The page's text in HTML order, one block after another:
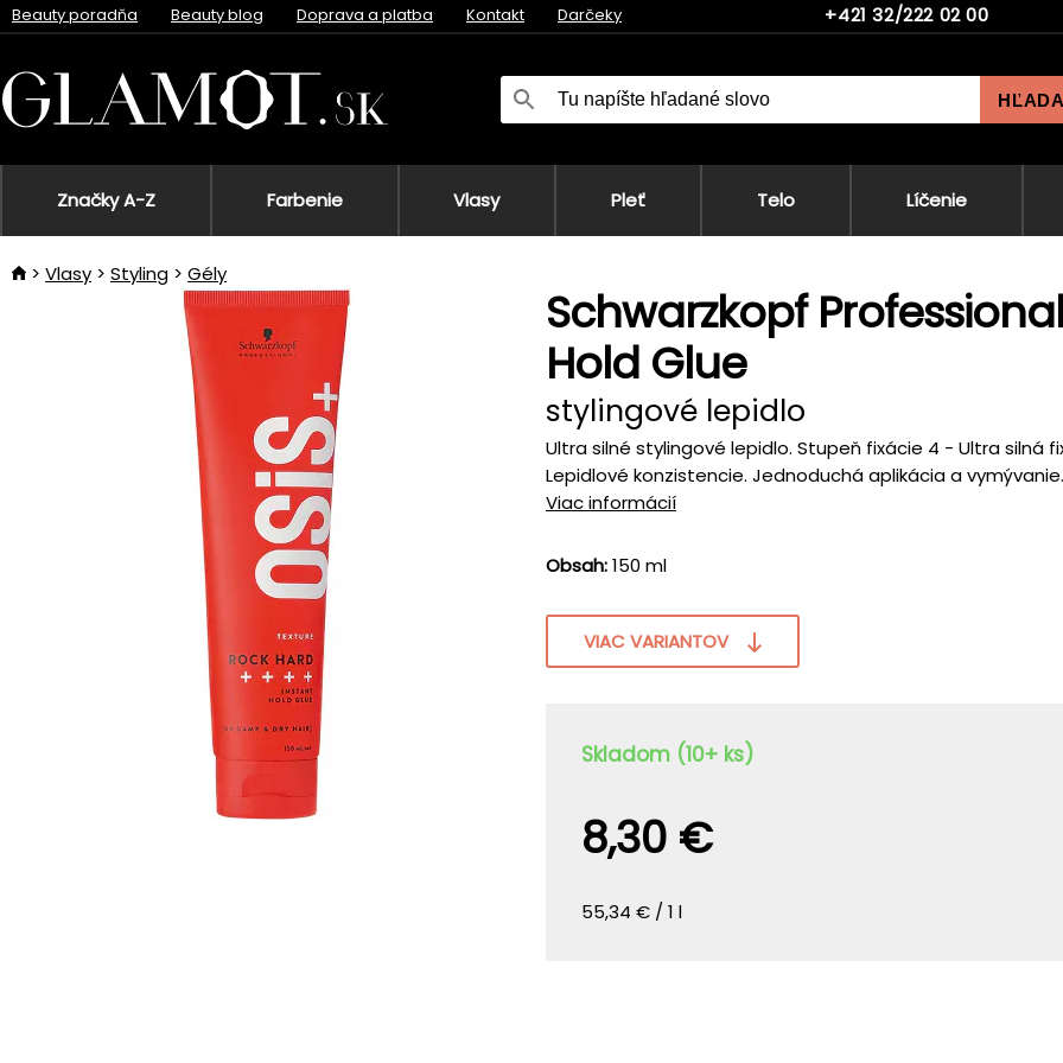
Beauty poradňa Beauty blog Doprava a platba Kontakt Darčeky +421 32/222 02 00
Značky A-Z Farbenie Vlasy Pleť Telo Líčenie
Vlasy Styling Gély
Schwarzkopf
Hold Glue
stylingové lepidlo
Ultra silné stylingové lepidlo. Stupeň fixácie 4 - Ultra silná
Lepidlové konzistencie. Jednoduchá aplikácia a
Viac informácií
Obsah:150 ml
VIAC VARIANTOV
Skladom (10+ ks)
8,30 €
55,34 € / 1 l